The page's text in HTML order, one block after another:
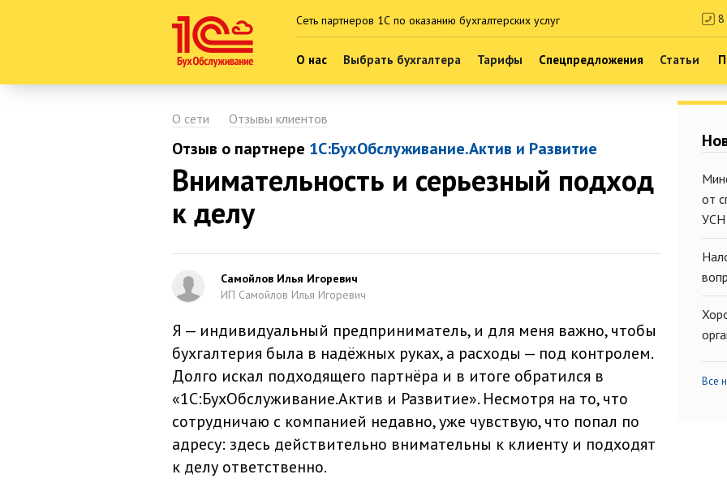
Сеть партнеров 1С по оказанию бухгалтерских услуг 8
О нас Выбрать бухгалтера Тарифы Спецпредложения Статьи
О сети Отзывы клиентов
Отзыв о партнере 1С:БухОбслуживание.Актив и Развитие
Внимательность и серьезный подход
к делу
Самойлов Илья Игоревич
ИП Самойлов Илья Игоревич
Я — индивидуальный предприниматель, и для меня важно, чтобы
бухгалтерия была в надёжных руках, а расходы — под контролем.
Долго искал подходящего партнёра и в итоге обратился в
«1С:БухОбслуживание.Актив и Развитие». Несмотря на то, что
сотрудничаю с компанией недавно, уже чувствую, что попал по
адресу: здесь действительно внимательны к клиенту и подходят
к делу ответственно.
от
УСН
Все